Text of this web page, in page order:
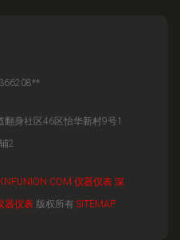
身社区46区怡华新村9号1
2
仪器仪表 深
器仪表 版权所有 SITEMAP